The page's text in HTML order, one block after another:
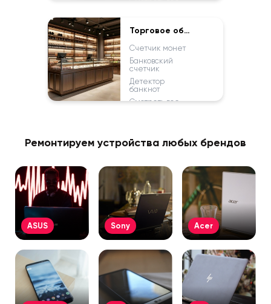
Торговое оборудование
Счетчик монет
Банковский
счетчик
Детектор
банкнот
Смотреть все
Ремонтируем устройства любых брендов
ASUS Sony Acer